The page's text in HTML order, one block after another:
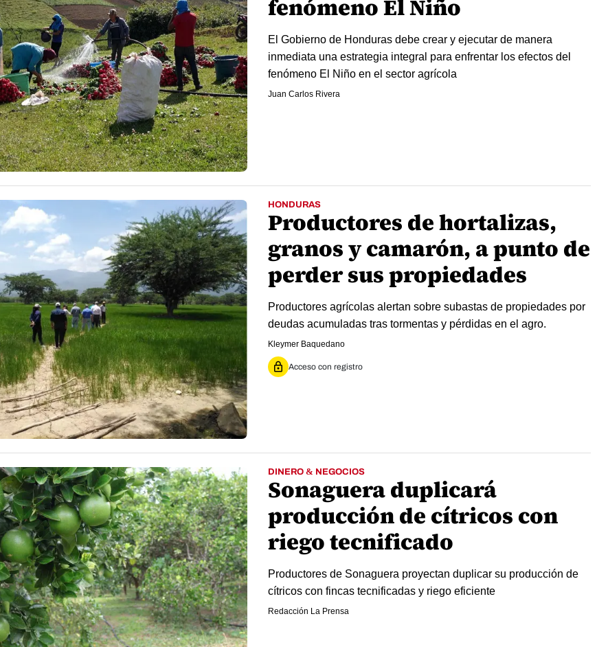
fenómeno El Niño
El Gobierno de Honduras debe crear y ejecutar de manera
inmediata una estrategia integral para enfrentar los efectos del
fenómeno El Niño en el sector agrícola
Juan Carlos Rivera
HONDURAS
Productores de hortalizas,
granos y camarón, a punto de
perder sus propiedades
Productores agrícolas alertan sobre subastas de propiedades por
deudas acumuladas tras tormentas y pérdidas en el agro.
Kleymer Baquedano
Acceso con registro
DINERO & NEGOCIOS
Sonaguera duplicará
producción de cítricos con
riego tecnificado
Productores de Sonaguera proyectan duplicar su producción de
cítricos con fincas tecnificadas y riego eficiente
Redacción La Prensa